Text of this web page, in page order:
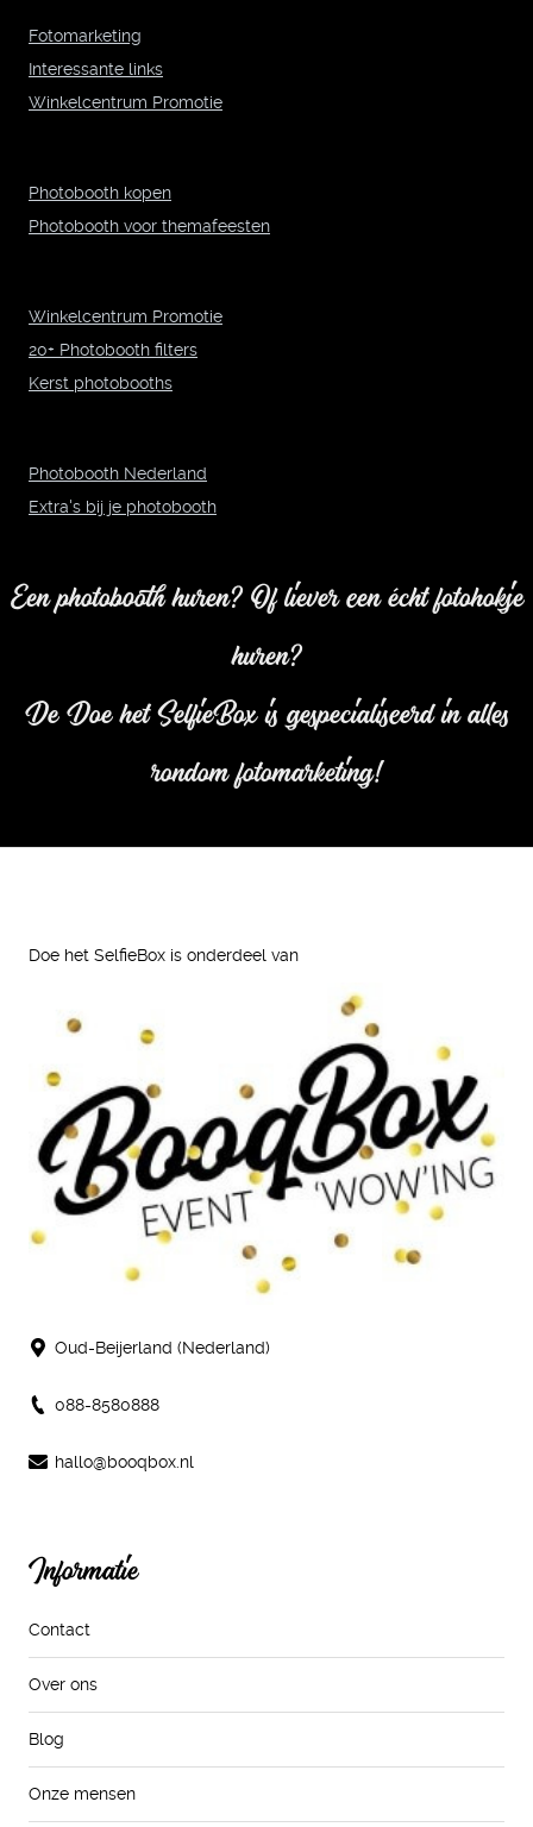
Fotomarketing
Interessante links
Winkelcentrum Promotie
Photobooth kopen
Photobooth voor themafeesten
Winkelcentrum Promotie
20+ Photobooth filters
Kerst photobooths
Photobooth Nederland
Extra's bij je photobooth
Een photobooth huren? Of liever een écht fotohokje
huren?
De Doe het SelfieBox is gespecialiseerd in alles
rondom fotomarketing!
Doe het SelfieBox is onderdeel van
Oud-Beijerland (Nederland)
088-8580888
hallo@booqbox.nl
Informatie
Contact
Over ons
Blog
Onze mensen